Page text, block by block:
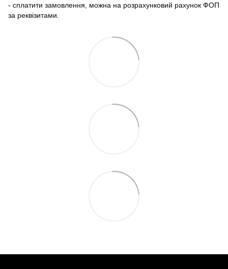
- сплатити замовлення, можна на розрахунковий рахунок ФОП
за реквізитами.